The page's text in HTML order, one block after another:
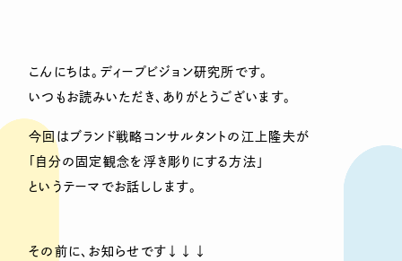
こんにちは。ディープビジョン研究所です。
いつもお読みいただき、ありがとうございます。
今回はブランド戦略コンサルタントの江上隆夫が
「自分の固定観念を浮き彫りにする方法」
というテーマでお話しします。
その前に、お知らせです↓↓↓